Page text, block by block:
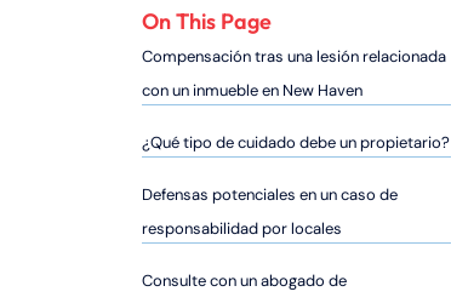
o
d
o
d
e
P
so
On This Page
Compensación tras una lesión relacionada
con un inmueble en New Haven
¿Qué tipo de cuidado debe un propietario?
Defensas potenciales en un caso de
responsabilidad por locales
Consulte con un abogado de